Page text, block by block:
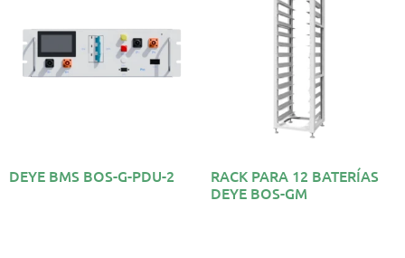
DEYE BMS BOS-G-PDU-2
RACK PARA 12 BATERÍAS
DEYE BOS-GM